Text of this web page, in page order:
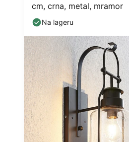
cm, crna, metal, mramor
Na lageru